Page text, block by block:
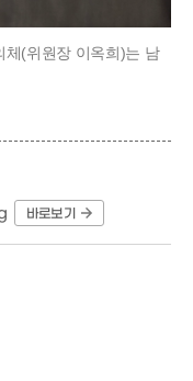
체(위원장 이옥희)는 남
바로보기